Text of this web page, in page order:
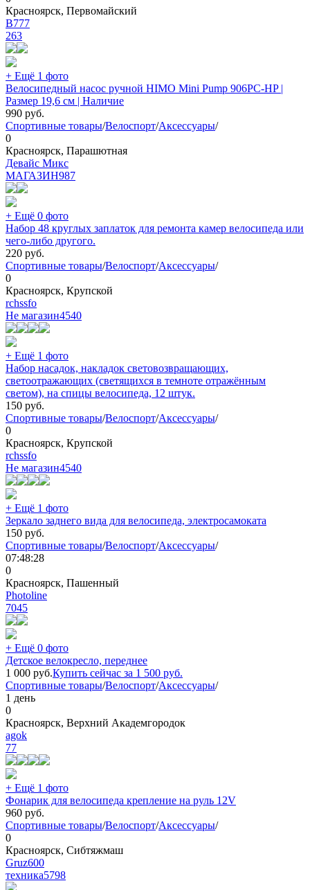
Красноярск, Первомайский
В777
263
+ Ещё 1 фото
Велосипедный насос ручной HIMO Mini Pump 906PC-HP |
Размер 19,6 см | Наличие
990 руб.
Спортивные товары/Велоспорт/Аксессуары/
0
Красноярск, Парашютная
Девайс Микс
МАГАЗИН987
+ Ещё 0 фото
Набор 48 круглых заплаток для ремонта камер велосипеда или
чего-либо другого.
220 руб.
Спортивные товары/Велоспорт/Аксессуары/
0
Красноярск, Крупской
rchssfo
Не магазин4540
+ Ещё 1 фото
Набор насадок, накладок световозвращающих,
светоотражающих (светящихся в темноте отражённым
светом), на спицы велосипеда, 12 штук.
150 руб.
Спортивные товары/Велоспорт/Аксессуары/
0
Красноярск, Крупской
rchssfo
Не магазин4540
+ Ещё 1 фото
Зеркало заднего вида для велосипеда, электросамоката
150 руб.
Спортивные товары/Велоспорт/Аксессуары/
07:48:28
0
Красноярск, Пашенный
Photoline
7045
+ Ещё 0 фото
Детское велокресло, переднее
1 000 руб.Купить сейчас за 1 500 руб.
Спортивные товары/Велоспорт/Аксессуары/
1 день
0
Красноярск, Верхний Академгородок
agok
77
+ Ещё 1 фото
Фонарик для велосипеда крепление на руль 12V
960 руб.
Спортивные товары/Велоспорт/Аксессуары/
0
Красноярск, Сибтяжмаш
Gruz600
техника5798